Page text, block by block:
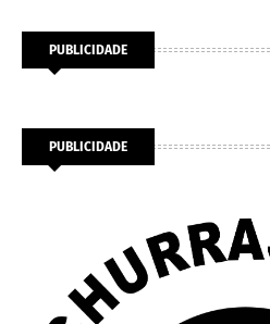
PUBLICIDADE
PUBLICIDADE